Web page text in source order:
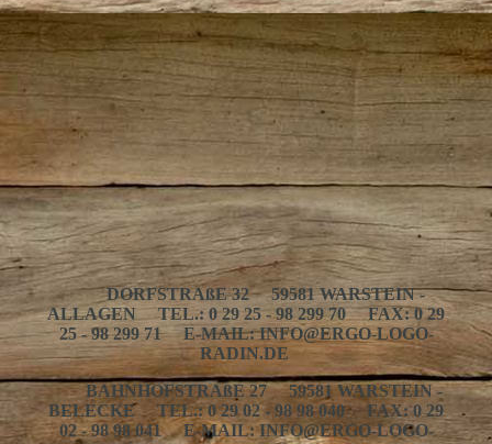
DORFSTRAßE 32 59581 WARSTEIN -
ALLAGEN TEL.: 0 29 25 - 98 299 70 FAX: 0 29
25 - 98 299 71 E-MAIL: INFO@ERGO-LOGO-
RADIN.DE
BAHNHOFSTRAßE 27 59581 WARSTEIN -
BELECKE TEL.: 0 29 02 - 98 98 040 FAX: 0 29
02 - 98 98 041 E-MAIL: INFO@ERGO-LOGO-